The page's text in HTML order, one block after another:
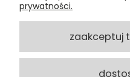
prywatności.
zaakceptuj